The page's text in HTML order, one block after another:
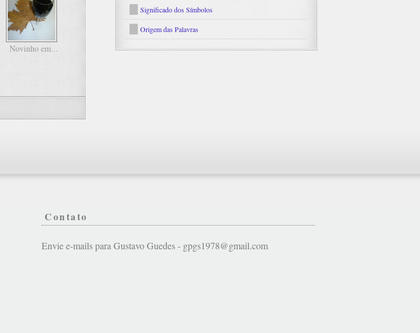
Novinho em...
Significado dos Símbolos
Origem das Palavras
Contato
Envie e-mails para Gustavo Guedes - gpgs1978@gmail.com